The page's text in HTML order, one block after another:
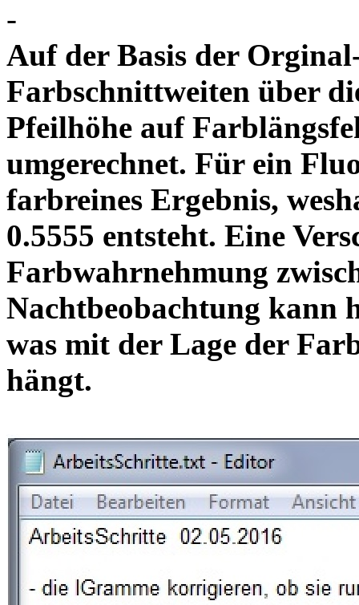
-
Auf der Basis der
Farbschnittweiten über
Pfeilhöhe auf
umgerechnet. Für ein
farbreines Ergebnis,
0.5555 entsteht. Eine
Farbwahrnehmung
Nachtbeobachtung kann
was mit der Lage der
hängt.